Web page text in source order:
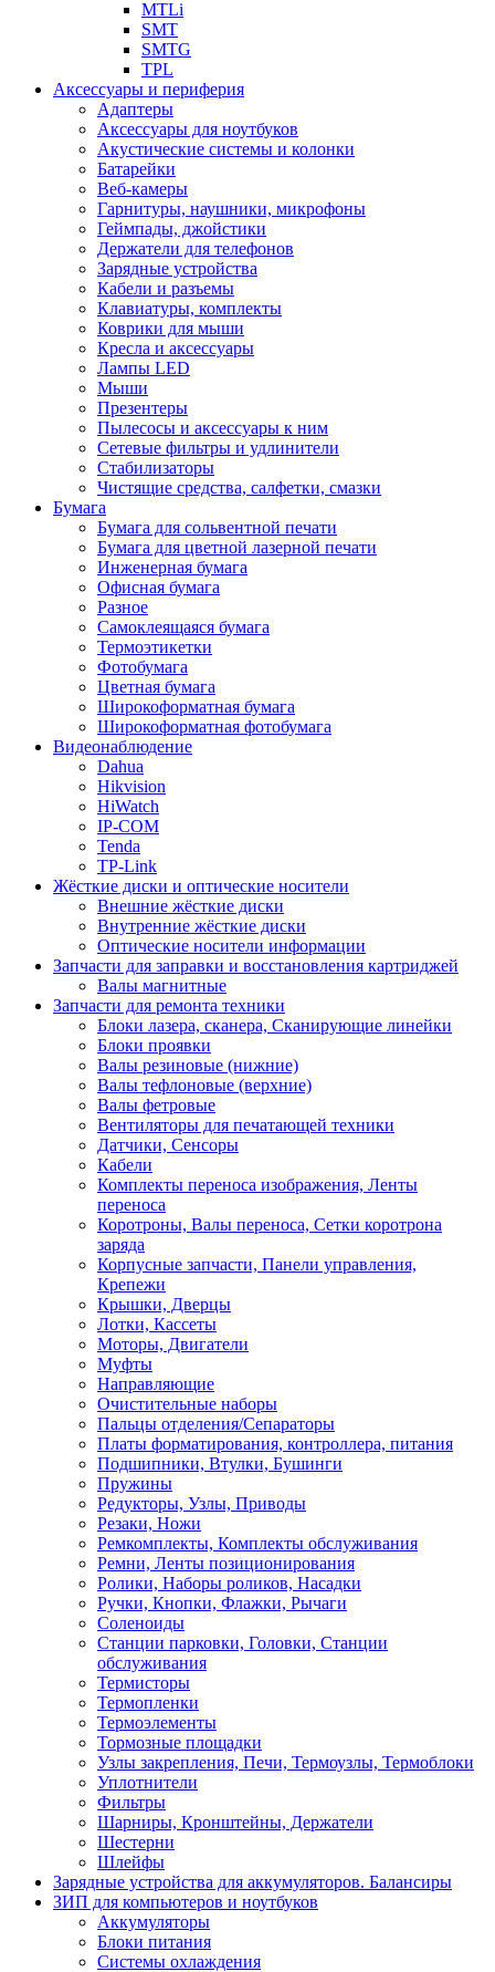
MTLi
SMT
SMTG
TPL
Аксессуары и периферия
Адаптеры
Аксессуары для ноутбуков
Акустические системы и колонки
Батарейки
Веб-камеры
Гарнитуры, наушники, микрофоны
Геймпады, джойстики
Держатели для телефонов
Зарядные устройства
Кабели и разъемы
Клавиатуры, комплекты
Коврики для мыши
Кресла и аксессуары
Лампы LED
Мыши
Презентеры
Пылесосы и аксессуары к ним
Сетевые фильтры и удлинители
Стабилизаторы
Чистящие средства, салфетки, смазки
Бумага
Бумага для сольвентной печати
Бумага для цветной лазерной печати
Инженерная бумага
Офисная бумага
Разное
Самоклеящаяся бумага
Термоэтикетки
Фотобумага
Цветная бумага
Широкоформатная бумага
Широкоформатная фотобумага
Видеонаблюдение
Dahua
Hikvision
HiWatch
IP-COM
Tenda
TP-Link
Жёсткие диски и оптические носители
Внешние жёсткие диски
Внутренние жёсткие диски
Оптические носители информации
Запчасти для заправки и восстановления картриджей
Валы магнитные
Запчасти для ремонта техники
Блоки лазера, сканера, Сканирующие линейки
Блоки проявки
Валы резиновые (нижние)
Валы тефлоновые (верхние)
Валы фетровые
Вентиляторы для печатающей техники
Датчики, Сенсоры
Кабели
Комплекты переноса изображения, Ленты
переноса
Коротроны, Валы переноса, Сетки коротрона
заряда
Корпусные запчасти, Панели управления,
Крепежи
Крышки, Дверцы
Лотки, Кассеты
Моторы, Двигатели
Муфты
Направляющие
Очистительные наборы
Пальцы отделения/Сепараторы
Платы форматирования, контроллера, питания
Подшипники, Втулки, Бушинги
Пружины
Редукторы, Узлы, Приводы
Резаки, Ножи
Ремкомплекты, Комплекты обслуживания
Ремни, Ленты позиционирования
Ролики, Наборы роликов, Насадки
Ручки, Кнопки, Флажки, Рычаги
Соленоиды
Станции парковки, Головки, Станции
обслуживания
Термисторы
Термопленки
Термоэлементы
Тормозные площадки
Узлы закрепления, Печи, Термоузлы, Термоблоки
Уплотнители
Фильтры
Шарниры, Кронштейны, Держатели
Шестерни
Шлейфы
Зарядные устройства для аккумуляторов. Балансиры
ЗИП для компьютеров и ноутбуков
Аккумуляторы
Блоки питания
Системы охлаждения